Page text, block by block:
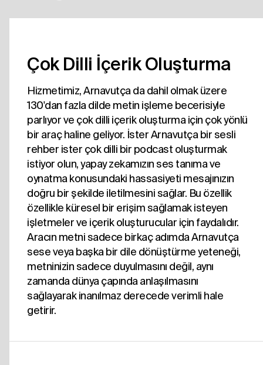
Çok Dilli İçerik Oluşturma
Hizmetimiz, Arnavutça da dahil olmak üzere
130'dan fazla dilde metin işleme becerisiyle
parlıyor ve çok dilli içerik oluşturma için çok yönlü
bir araç haline geliyor. İster Arnavutça bir sesli
rehber ister çok dilli bir podcast oluşturmak
istiyor olun, yapay zekamızın ses tanıma ve
oynatma konusundaki hassasiyeti mesajınızın
doğru bir şekilde iletilmesini sağlar. Bu özellik
özellikle küresel bir erişim sağlamak isteyen
işletmeler ve içerik oluşturucular için faydalıdır.
Aracın metni sadece birkaç adımda Arnavutça
sese veya başka bir dile dönüştürme yeteneği,
metninizin sadece duyulmasını değil, aynı
zamanda dünya çapında anlaşılmasını
sağlayarak inanılmaz derecede verimli hale
getirir.